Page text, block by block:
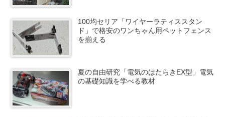
100均セリア「ワイヤーラティススタン
ド」で格安のワンちゃん用ペットフェンス
を揃える
夏の自由研究「電気のはたらきEX型」電気
の基礎知識を学べる教材